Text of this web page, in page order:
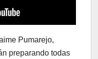
Pumarejo,
preparando todas